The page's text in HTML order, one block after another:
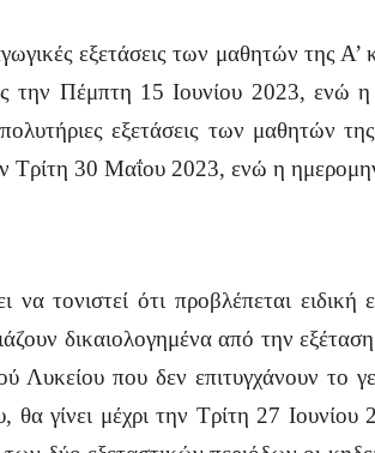
εξετάσεις των μαθητών της
Πέμπτη 15 Ιουνίου 2023, ενώ η
εξετάσεις των μαθητών
30 Μαΐου 2023, ενώ η
να τονιστεί ότι προβλέπεται
δικαιολογημένα από την
Λυκείου που δεν επιτυγχάνουν το
θα γίνει μέχρι την Τρίτη 27